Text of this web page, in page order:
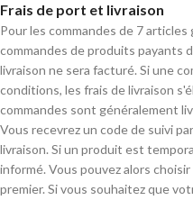
Frais de port et livraison
Pour les commandes de 7
commandes de produits payants
livraison ne sera facturé. Si une
conditions, les frais de livraison
commandes sont généralement
Vous recevrez un code de suivi
livraison. Si un produit est
informé. Vous pouvez alors
premier. Si vous souhaitez que